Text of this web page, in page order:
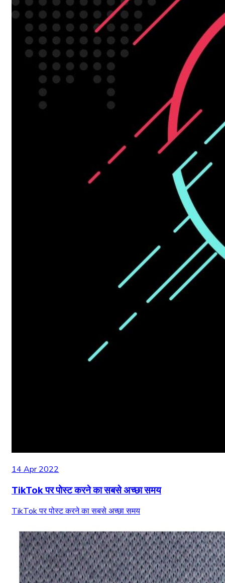
14 Apr 2022
TikTok पर पोस्ट करने का सबसे अच्छा समय
TikTok पर पोस्ट करने का सबसे अच्छा समय